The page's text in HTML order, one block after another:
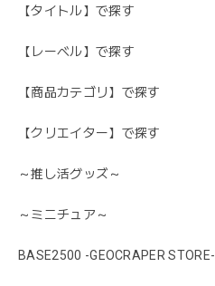
【タイトル】で探す
【レーベル】で探す
【商品カテゴリ】で探す
【クリエイター】で探す
～推し活グッズ～
～ミニチュア～
BASE2500 -GEOCRAPER STORE-